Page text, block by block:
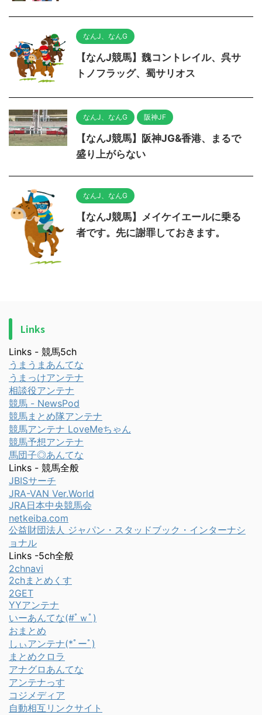
なんJ、なんG
【なんJ競馬】魏コントレイル、呉サ
トノフラッグ、蜀サリオス
なんJ、なんG 阪神JF
【なんJ競馬】阪神JG&香港、まるで
盛り上がらない
なんJ、なんG
【なんJ競馬】メイケイエールに乗る
者です。先に謝罪しておきます。
Links
Links - 競馬5ch
うまうまあんてな
うまっけアンテナ
相談役アンテナ
競馬 - NewsPod
競馬まとめ隊アンテナ
競馬アンテナ LoveMeちゃん
競馬予想アンテナ
馬団子◎あんてな
Links - 競馬全般
JBISサーチ
JRA-VAN Ver.World
JRA日本中央競馬会
netkeiba.com
公益財団法人 ジャパン・スタッドブック・インターナシ
ョナル
Links -5ch全般
2chnavi
2chまとめくす
2GET
YYアンテナ
いーあんてな(#ﾟｗﾟ)
おまとめ
しぃアンテナ(*ﾟーﾟ)
まとめクロラ
アナグロあんてな
アンテナっす
コジメディア
自動相互リンクサイト